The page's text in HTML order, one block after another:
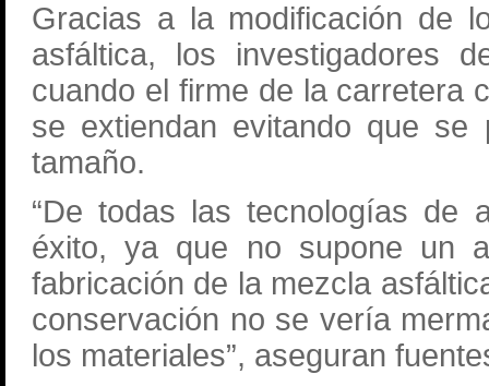
Gracias a la modificación de
asfáltica, los investigadores
cuando el firme de la carretera
se extiendan evitando que
tamaño.
“De todas las tecnologías de
éxito, ya que no supone un
fabricación de la mezcla
conservación no se vería
los materiales”, aseguran